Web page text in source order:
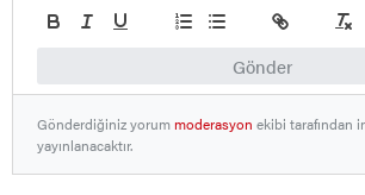
Gönder
Gönderdiğiniz yorummoderasyon ekibi tarafından
yayınlanacaktır.